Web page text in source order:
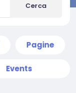
Cerca
Pagine
Events